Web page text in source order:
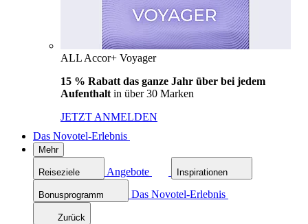
ALL Accor+ Voyager
15 % Rabatt das ganze Jahr über bei jedem
Aufenthalt in über 30 Marken
JETZT ANMELDEN
Das Novotel-Erlebnis
Mehr
Reiseziele Angebote Inspirationen
Bonusprogramm Das Novotel-Erlebnis
Zurück